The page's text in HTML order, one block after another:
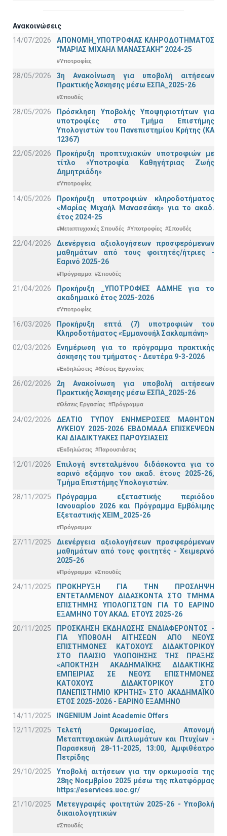
Ανακοινώσεις
14/07/2026
ΑΠΟΝΟΜΗ_ΥΠΟΤΡΟΦΙΑΣ ΚΛΗΡΟΔΟΤΗΜΑΤΟΣ
“ΜΑΡΙΑΣ ΜΙΧΑΗΛ ΜΑΝΑΣΣΑΚΗ” 2024-25
#Υποτροφίες
28/05/2026
3η Ανακοίνωση για υποβολή αιτήσεων
Πρακτικής Άσκησης μέσω ΕΣΠΑ_2025-26
#Σπουδές
28/05/2026
Πρόσκληση Υποβολής Υποψηφιοτήτων για
υποτροφίες στο Τμήμα Επιστήμης
Υπολογιστών του Πανεπιστημίου Κρήτης (ΚΑ
12367)
22/05/2026
Προκήρυξη προπτυχιακών υποτροφιών με
τίτλο «Υποτροφία Καθηγήτριας Ζωής
Δημητριάδη»
#Υποτροφίες
14/05/2026
Προκήρυξη υποτροφιών κληροδοτήματος
«Μαρίας Μιχαήλ Μανασσάκη» για το ακαδ.
έτος 2024-25
#Μεταπτυχιακές Σπουδές #Υποτροφίες #Σπουδές
22/04/2026
Διενέργεια αξιολογήσεων προσφερόμενων
μαθημάτων από τους φοιτητές/ήτριες -
Εαρινό 2025-26
#Πρόγραμμα #Σπουδές
21/04/2026
Προκήρυξη _ΥΠΟΤΡΟΦΙΕΣ ΑΔΜΗΕ για το
ακαδημαικό έτος 2025-2026
#Υποτροφίες
16/03/2026
Προκήρυξη επτά (7) υποτροφιών του
Κληροδοτήματος «Εμμανουήλ Σακλαμπάνη»
02/03/2026
Ενημέρωση για το πρόγραμμα πρακτικής
άσκησης του τμήματος - Δευτέρα 9-3-2026
#Εκδηλώσεις #Θέσεις Εργασίας
26/02/2026
2η Ανακοίνωση για υποβολή αιτήσεων
Πρακτικής Άσκησης μέσω ΕΣΠΑ_2025-26
#Θέσεις Εργασίας #Πρόγραμμα
24/02/2026
ΔΕΛΤΙΟ ΤΥΠΟΥ ΕΝΗΜΕΡΩΣΕΙΣ ΜΑΘΗΤΩΝ
ΛΥΚΕΙΟΥ 2025-2026 ΕΒΔΟΜΑΔΑ ΕΠΙΣΚΕΨΕΩΝ
ΚΑΙ ΔΙΑΔΙΚΤΥΑΚΕΣ ΠΑΡΟΥΣΙΑΣΕΙΣ
#Εκδηλώσεις #Παρουσιάσεις
12/01/2026
Επιλογή εντεταλμένου διδάσκοντα για το
εαρινό εξάμηνο του ακαδ. έτους 2025-26,
Τμήμα Επιστήμης Υπολογιστών.
28/11/2025
Πρόγραμμα εξεταστικής περιόδου
Ιανουαρίου 2026 και Πρόγραμμα Εμβόλιμης
Εξεταστικής ΧΕΙΜ_2025-26
#Πρόγραμμα
27/11/2025
Διενέργεια αξιολογήσεων προσφερόμενων
μαθημάτων από τους φοιτητές - Χειμερινό
2025-26
#Πρόγραμμα #Σπουδές
24/11/2025
ΠΡΟΚΗΡΥΞΗ ΓΙΑ ΤΗΝ ΠΡΟΣΛΗΨΗ
ΕΝΤΕΤΑΛΜΕΝΟΥ ΔΙΔΑΣΚΟΝΤΑ ΣΤΟ ΤΜΗΜΑ
ΕΠΙΣΤΗΜΗΣ ΥΠΟΛΟΓΙΣΤΩΝ ΓΙΑ ΤΟ ΕΑΡΙΝΟ
ΕΞΑΜΗΝΟ ΤΟΥ ΑΚΑΔ. ΕΤΟΥΣ 2025-26
20/11/2025
ΠΡΟΣΚΛΗΣΗ ΕΚΔΗΛΩΣΗΣ ΕΝΔΙΑΦΕΡΟΝΤΟΣ -
ΓΙΑ ΥΠΟΒΟΛΗ ΑΙΤΗΣΕΩΝ ΑΠΟ ΝΕΟΥΣ
ΕΠΙΣΤΗΜΟΝΕΣ ΚΑΤΟΧΟΥΣ ΔΙΔΑΚΤΟΡΙΚΟΥ
ΣΤΟ ΠΛΑΙΣΙΟ ΥΛΟΠΟΙΗΣΗΣ ΤΗΣ ΠΡΑΞΗΣ
«ΑΠΟΚΤΗΣΗ ΑΚΑΔΗΜΑΪΚΗΣ ΔΙΔΑΚΤΙΚΗΣ
ΕΜΠΕΙΡΙΑΣ ΣΕ ΝΕΟΥΣ ΕΠΙΣΤΗΜΟΝΕΣ
ΚΑΤΟΧΟΥΣ ΔΙΔΑΚΤΟΡΙΚΟΥ ΣΤΟ
ΠΑΝΕΠΙΣΤΗΜΙΟ ΚΡΗΤΗΣ» ΣΤΟ ΑΚΑΔΗΜΑΪΚΟ
ΕΤΟΣ 2025-2026 - ΕΑΡΙΝΟ ΕΞΑΜΗΝΟ
14/11/2025
INGENIUM Joint Academic Offers
12/11/2025
Τελετή Ορκωμοσίας, Απονομή
Μεταπτυχιακών Διπλωμάτων και Πτυχίων -
Παρασκευή 28-11-2025, 13:00, Αμφιθέατρο
Πετρίδης
29/10/2025
Υποβολή αιτήσεων για την ορκωμοσία της
28ης Νοεμβρίου 2025 μέσω της πλατφόρμας
https://eservices.uoc.gr/
21/10/2025
Μετεγγραφές φοιτητών 2025-26 - Υποβολή
δικαιολογητικών
#Σπουδές